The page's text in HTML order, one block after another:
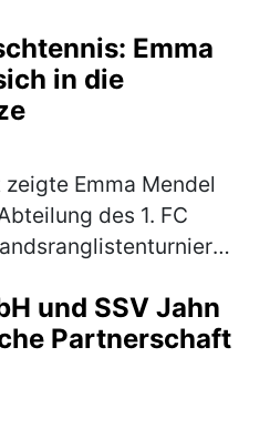
…(mehr)
Emma
in die
Emma Mendel
des 1. FC
Turnier…(mehr)
und SSV Jahn
Partnerschaft